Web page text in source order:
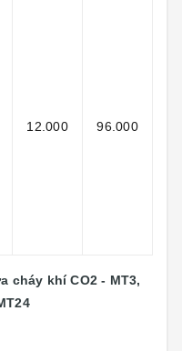
12.000 96.000
cháy khí CO2 - MT3,